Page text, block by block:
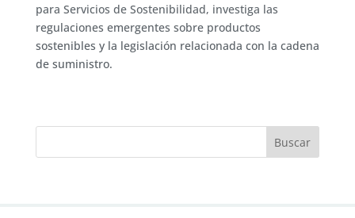
para Servicios de Sostenibilidad, investiga las
regulaciones emergentes sobre productos
sostenibles y la legislación relacionada con la cadena
de suministro.
Buscar